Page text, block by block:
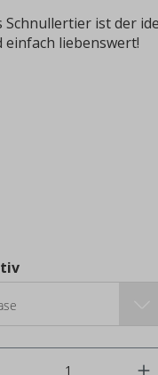
Schnullertier ist der
einfach liebenswert!